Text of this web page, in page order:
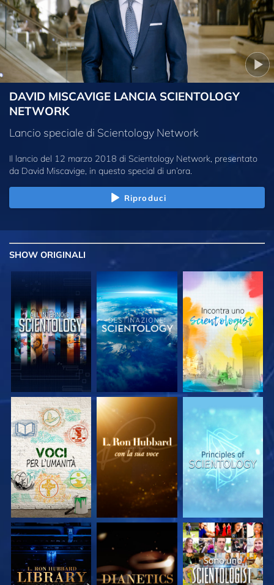
DAVID MISCAVIGE LANCIA SCIENTOLOGY
NETWORK
Lancio speciale di Scientology Network
Il lancio del 12 marzo 2018 di Scientology Network, presentato
da David Miscavige, in questo special di un’ora.
Riproduci
SHOW ORIGINALI
ESPLORA LE
SERIE
ESPLORA LE
SERIE
ESPLORA LE
SERIE
ESPLORA LE
SERIE
ESPLORA LE
SERIE
GUARDA